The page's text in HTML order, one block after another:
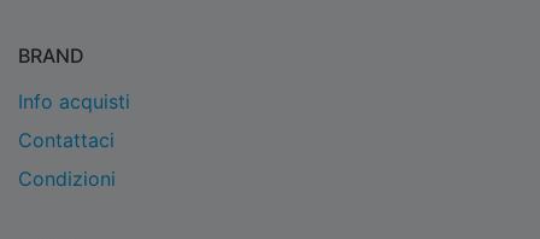
BRAND
Info acquisti
Contattaci
Condizioni